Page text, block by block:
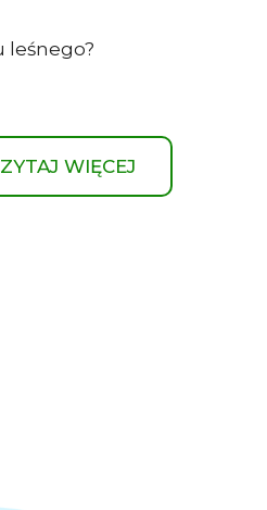
leśnego?
WIĘCEJ